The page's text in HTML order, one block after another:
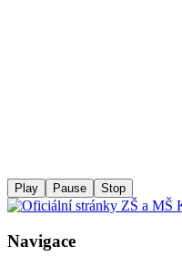
Play Pause Stop
Navigace